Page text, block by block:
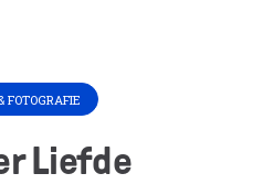
FOTOGRAFIE
Liefde